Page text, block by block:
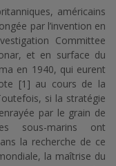
américains
par l’invention en
Committee
et en surface du
en 1940, qui eurent
[1] au cours de la
si la stratégie
par le grain de
sous-marins ont
la recherche de ce
la maîtrise du